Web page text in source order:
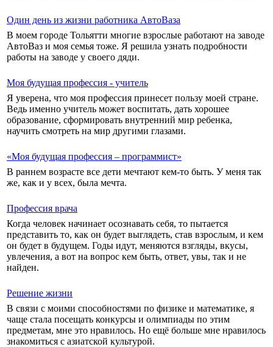
Один день из жизни работника АвтоВаза
В моем городе Тольятти многие взрослые работают на заводе
АвтоВаз и моя семья тоже. Я решила узнать подробности
работы на заводе у своего дяди.
Моя будущая профессия - учитель
Я уверена, что моя профессия принесет пользу моей стране.
Ведь именно учитель может воспитать, дать хорошее
образование, сформировать внутренний мир ребенка,
научить смотреть на мир другими глазами.
«Моя будущая профессия – программист»
В раннем возрасте все дети мечтают кем-то быть. У меня так
же, как и у всех, была мечта.
Профессия врача
Когда человек начинает осознавать себя, то пытается
представить то, как он будет выглядеть, став взрослым, и кем
он будет в будущем. Годы идут, меняются взгляды, вкусы,
увлечения, а вот на вопрос кем быть, ответ, увы, так и не
найден.
Решение жизни
В связи с моими способностями по физике и математике, я
чаще стала посещать конкурсы и олимпиады по этим
предметам, мне это нравилось. Но ещё больше мне нравилось
знакомиться с азиатской культурой.